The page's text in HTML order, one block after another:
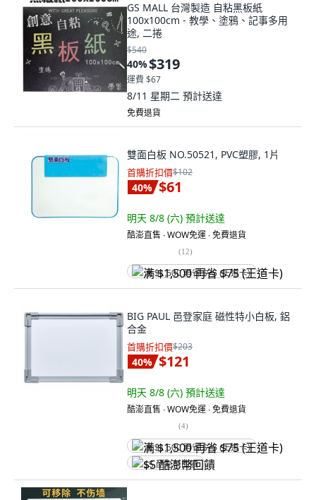
GS MALL 台灣製造 自粘黑板紙
100x100cm - 教學、塗鴉、記事多用
途, 二捲
$540
40%$319
運費 $67
8/11 星期二 預計送達
免費退貨
雙面白板 NO.50521, PVC塑膠, 1片
首購折扣價$102
40% $61
明天 8/8 (六) 預計送達
酷澎直售 ∙ WOW免運 ∙ 免費退貨
(12)
满 $1,500 再省 $75 (王道卡)
BIG PAUL 邑登家庭 磁性特小白板, 鋁
合金
首購折扣價$203
40% $121
明天 8/8 (六) 預計送達
酷澎直售 ∙ WOW免運 ∙ 免費退貨
(4)
满 $1,500 再省 $75 (王道卡)
$5 酷澎幣回饋